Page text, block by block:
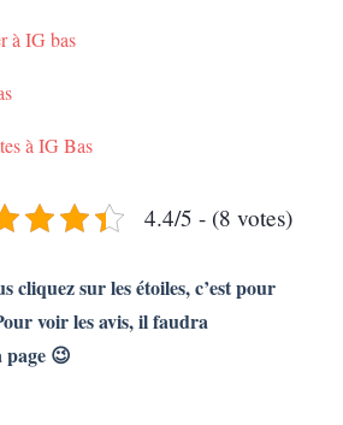
à IG bas
à IG Bas
4.4/5 - (8 votes)
cliquez sur les étoiles, c’est pour
voir les avis, il faudra
page 😉